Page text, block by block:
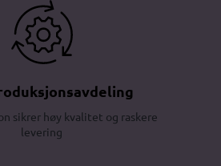
sikrer høy kvalitet og raskere
levering